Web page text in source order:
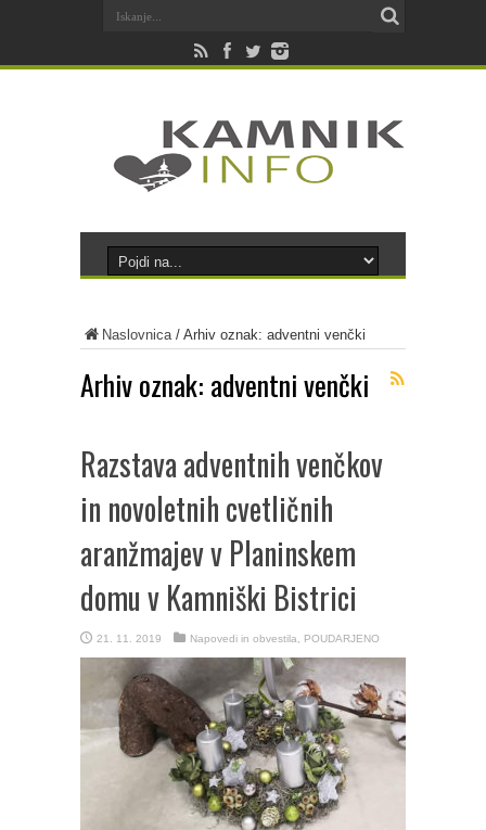
Naslovnica/ Arhiv oznak: adventni venčki
Arhiv oznak: adventni venčki
Razstava adventnih venčkov
in novoletnih cvetličnih
aranžmajev v Planinskem
domu v Kamniški Bistrici
21. 11. 2019 Napovedi in obvestila POUDARJENO